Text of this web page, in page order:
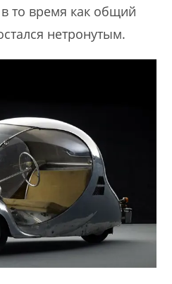
то время как общий
нетронутым.